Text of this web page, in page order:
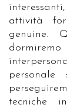
attività
genuine.
tecniche